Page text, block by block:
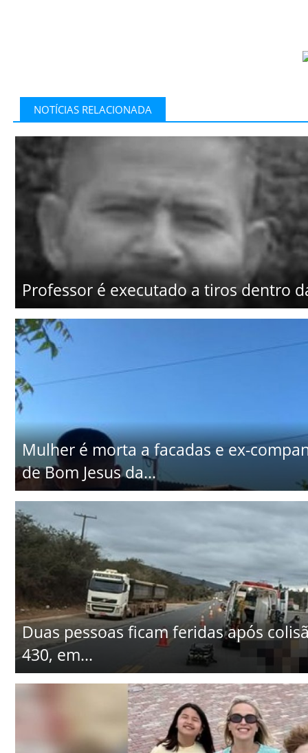
NOTÍCIAS RELACIONADA
Professor é executado a tiros dentro
Mulher é morta a facadas e ex-
de Bom Jesus da...
Duas pessoas ficam feridas após
430, em...